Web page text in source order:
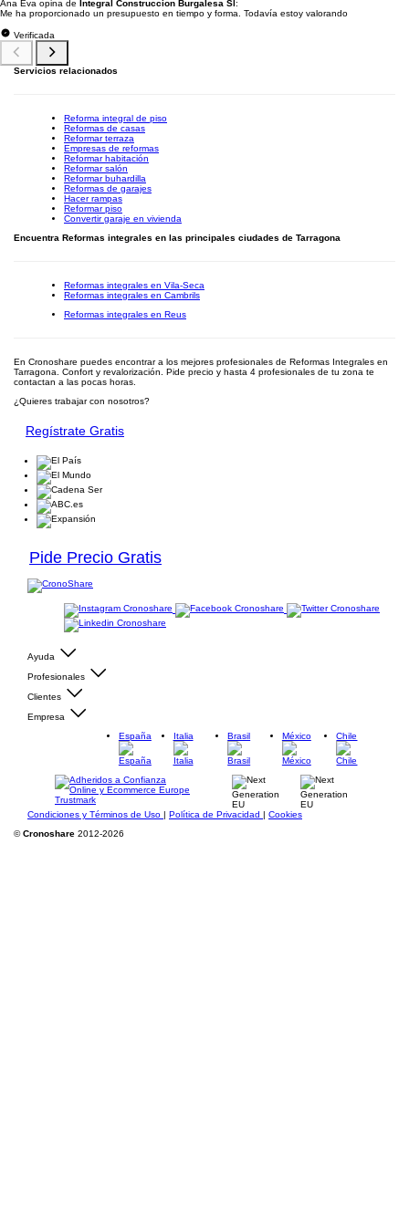
Ana Eva opina de Integral Construccion Burgalesa Sl :
Me ha proporcionado un presupuesto en tiempo y forma. Todavía estoy valorando
Verificada
Servicios relacionados
Reforma integral de piso
Reformas de casas
Reformar terraza
Empresas de reformas
Reformar habitación
Reformar salón
Reformar buhardilla
Reformas de garajes
Hacer rampas
Reformar piso
Convertir garaje en vivienda
Encuentra Reformas integrales en las principales ciudades de Tarragona
Reformas integrales en Vila-Seca
Reformas integrales en Cambrils
Reformas integrales en Reus
En Cronoshare puedes encontrar a los mejores profesionales de Reformas Integrales en
Tarragona. Confort y revalorización. Pide precio y hasta 4 profesionales de tu zona te
contactan a las pocas horas.
¿Quieres trabajar con nosotros?
Regístrate Gratis
Pide Precio Gratis
Ayuda
Profesionales
Clientes
Empresa
España
Italia Brasil México Chile
Condiciones y Términos de Uso | Política de Privacidad | Cookies
©Cronoshare 2012-2026